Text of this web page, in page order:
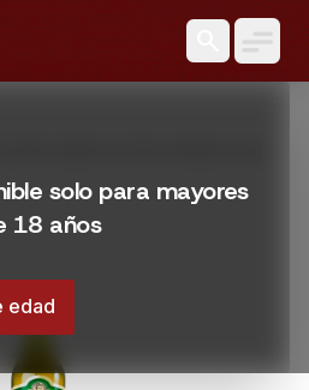
solo para mayores
18 años
edad
BERIO EXTRA VIRGEN 500